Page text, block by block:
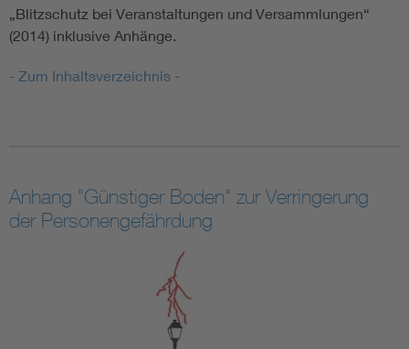
„Blitzschutz bei Veranstaltungen und Versammlungen“
(2014) inklusive Anhänge.
- Zum Inhaltsverzeichnis -
Anhang "Günstiger Boden" zur Verringerung
der Personengefährdung